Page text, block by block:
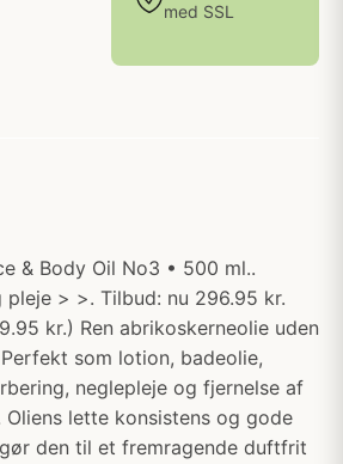
med SSL
& Body Oil No3 • 500 ml..
pleje > >. Tilbud: nu 296.95 kr.
kr.) Ren abrikoskerneolie uden
som lotion, badeolie,
neglepleje og fjernelse af
lette konsistens og gode
den til et fremragende duftfrit